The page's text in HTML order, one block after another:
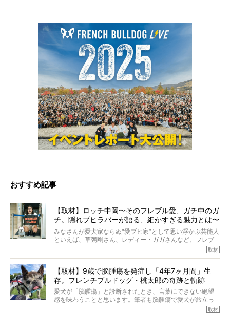
おすすめ記事
【取材】ロッチ中岡〜そのフレブル愛、ガチ中のガ
チ。隠れブヒラバーが語る、細かすぎる魅力とは〜
【前編】
みなさんが愛犬家ならぬ“愛ブヒ家”として思い浮かぶ芸能人
といえば、草彅剛さん、レディー・ガガさんなど、フレブ
ルを飼っている方が多いと思います。が、ロッチ中岡さん
んのインスタグラムを覗くと、たくさんのフレブルアカウ
ントがフォローされていて、わが『FRENCH BULLDOG
LIFE』モデルのnicoやトーラスも、その中の一頭。
そんな中岡さんに、フレブルの魅力を語っていただきまし
た。そのブヒ愛っぷりは、思ってた以上！ ガチ中のガチ
取材
【取材】9歳で脳腫瘍を発症し「4年7ヶ月間」生
存。フレンチブルドッグ・桃太郎の奇跡と軌跡
愛犬が「脳腫瘍」と診断されたとき、言葉にできない絶望
感を味わうことと思います。筆者も脳腫瘍で愛犬が旅立っ
たひとり。だからこそ、どれほど厄介で困難な病気かを理取材